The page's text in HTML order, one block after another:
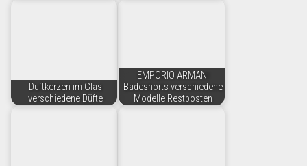
Duftkerzen im Glas
verschiedene Düfte
EMPORIO ARMANI
Badeshorts verschiedene
Modelle Restposten